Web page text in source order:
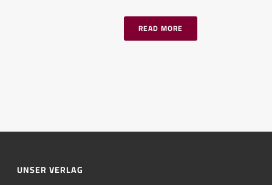
READ MORE
UNSER VERLAG